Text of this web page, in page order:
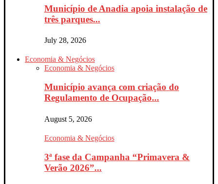
Município de Anadia apoia instalação de
três parques...
July 28, 2026
Economia & Negócios
Economia & Negócios
Município avança com criação do
Regulamento de Ocupação...
August 5, 2026
Economia & Negócios
3ª fase da Campanha “Primavera &
Verão 2026”...